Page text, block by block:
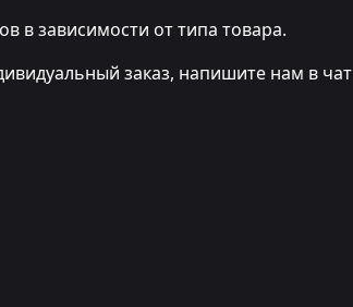
зависимости от типа товара.
заказ, напишите нам в чат